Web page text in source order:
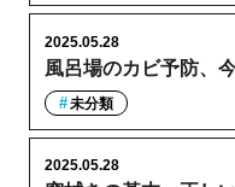
風呂場のカビ予防、
2025.05.28
未分類
2025.05.28